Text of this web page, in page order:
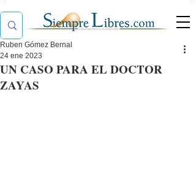
UN CASO PARA EL DOCTOR
ZAYAS
Ruben Gómez Bernal
24 ene 2023